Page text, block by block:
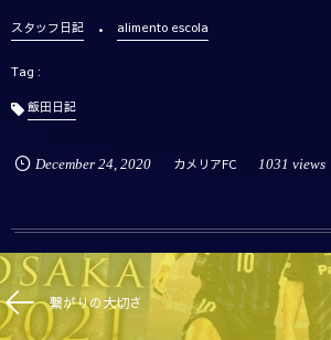
スタッフ日記 alimento escola
飯田日記
December 24, 2020 カメリアFC 1031 views
繋がりの大切さ